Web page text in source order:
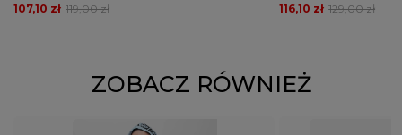
119,00 zł
107,10 zł 129,00 zł
116,10 zł
ZOBACZ RÓWNIEŻ